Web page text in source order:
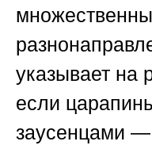
указывает на
если
заусенцами